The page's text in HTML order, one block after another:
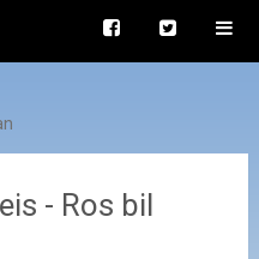
- Ros bil